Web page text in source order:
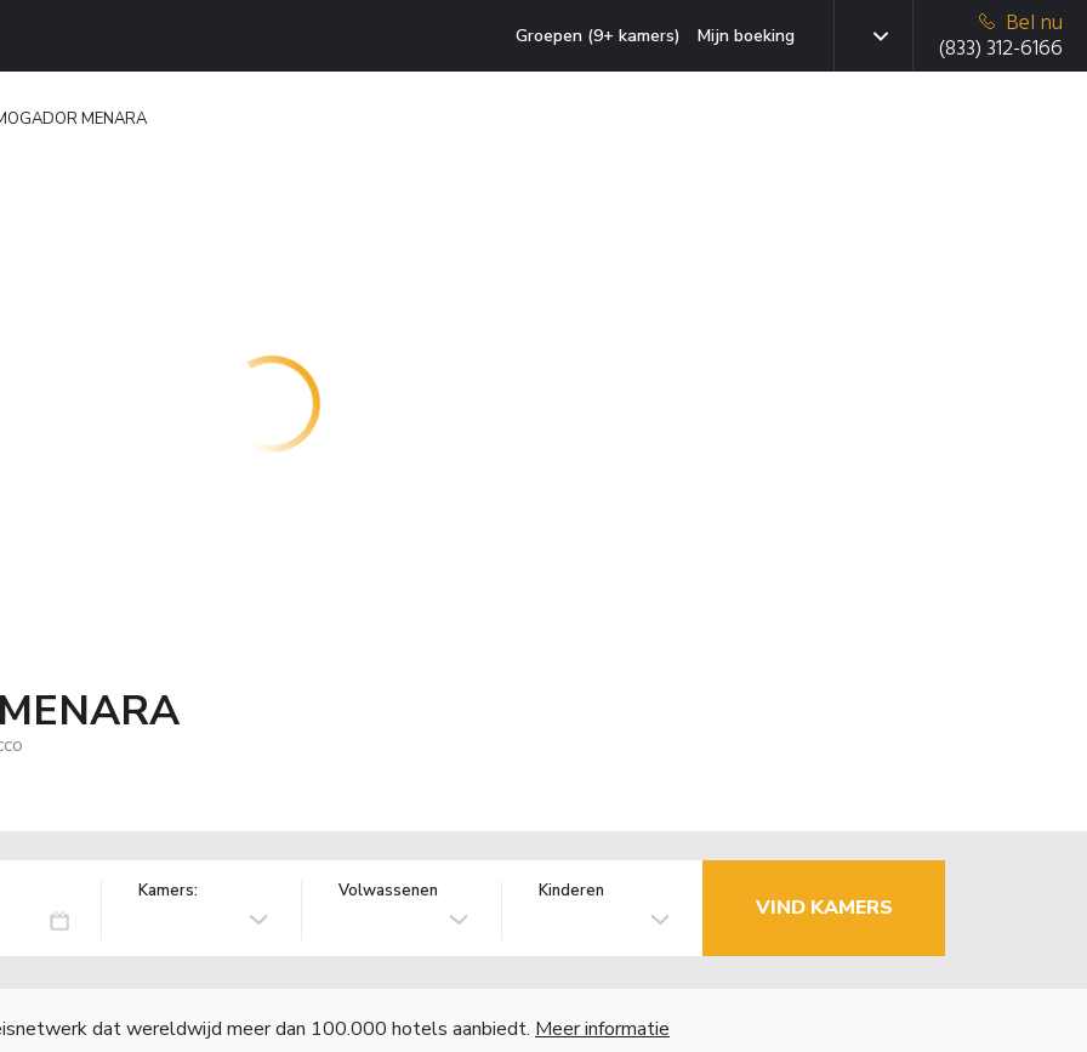
Groepen (9+ kamers) Mijn boeking
Bel nu
(833) 312-6166
MENARA
Kamers: Volwassenen Kinderen
VIND KAMERS
dat wereldwijd meer dan 100.000 hotels aanbiedt. Meer informatie